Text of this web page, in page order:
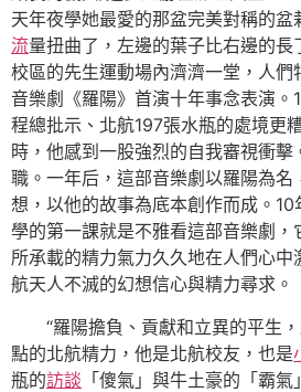
天年夜學她最愛的那盆完美對稱的盆
流量扭曲了，左邊的葉子比右邊的
校區的先生運動場內濟濟一堂，人們
音樂劇《羅陽》首演十年事念表演。
程總批示、北航197張水瓶的處境更
時，他感到一股強烈的自我審視衝
職。一年后，這部音樂劇以羅陽為名
想，以他的故事為底本創作而成。
學的第一課就是不雅看這部音樂劇，
所承載的精力氣力久久地在人們心中
航天人不滅的幻想信心與精力尋求。
“羅陽擔負、貢獻和立異的平生
點的北航精力，他是北航校友，也是
瓶的訪談 「傻氣」與牛土豪的「霸